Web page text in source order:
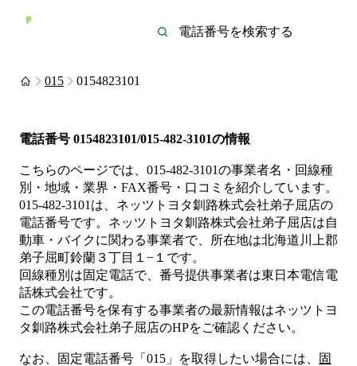
015 0154823101
電話番号 0154823101/015-482-3101の情報
こちらのページでは、 015-482-3101の事業者名・回線種
別・地域・業界・FAX番号・口コミを紹介しています。
015-482-3101 は、 ネッツトヨタ釧路株式会社弟子屈店の
電話番号です。 ネッツトヨタ釧路株式会社弟子屈店は自
動車・バイクに関わる事業者で、所在地は北海道川上郡
弟子屈町鈴蘭３丁目１−１ です。
回線種別は固定電話で、番号提供事業者は東日本電信電
話株式会社です。
この電話番号を保有する事業者の最新情報はネッツトヨ
タ釧路株式会社弟子屈店のHPをご確認ください。
なお、固定電話番号「 015 」を取得したい場合には、
固